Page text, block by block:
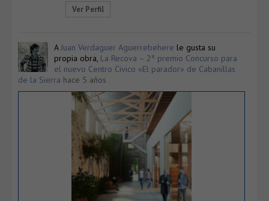
Ver Perfil
AJuan Verdaguer Aguerrebehere le gusta su
propia obra, La Recova – 2º premio Concurso para
el nuevo Centro Civico «El parador» de Cabanillas
de la Sierra hace 5 años